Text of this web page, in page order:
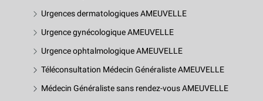
Urgences dermatologiques AMEUVELLE
Urgence gynécologique AMEUVELLE
Urgence ophtalmologique AMEUVELLE
Téléconsultation Médecin Généraliste AMEUVELLE
Médecin Généraliste sans rendez-vous AMEUVELLE